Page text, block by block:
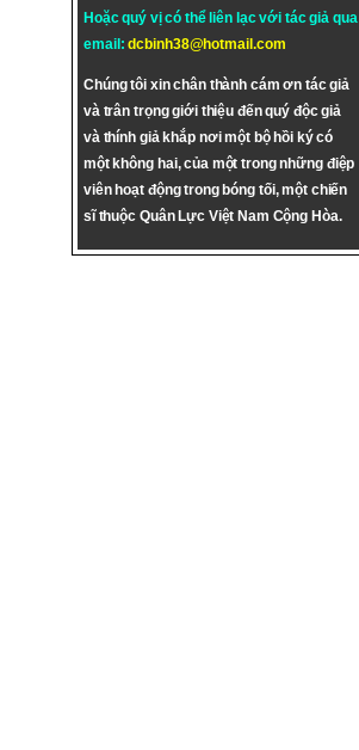
Hoặc quý vị có thể liên lạc với tác giả qua
email:dcbinh38@hotmail.com
Chúng tôi xin chân thành cám ơn tác giả
và trân trọng giới thiệu đến quý độc giả
và thính giả khắp nơi một bộ hồi ký có
một không hai, của một trong những điệp
viên hoạt động trong bóng tối, một chiến
sĩ thuộc Quân Lực Việt Nam Cộng Hòa.